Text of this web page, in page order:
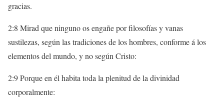
gracias.
2:8 Mirad que ninguno os engañe por filosofías y vanas
sustilezas, según las tradiciones de los hombres, conforme á los
elementos del mundo, y no según Cristo:
2:9 Porque en él habita toda la plenitud de la divinidad
corporalmente: